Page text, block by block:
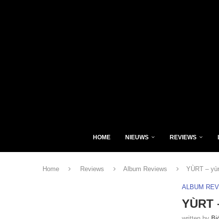
HOME NIEUWS REVIEWS
Home Reviews Album Reviews YÙRT –
ALBUM
YÙRT